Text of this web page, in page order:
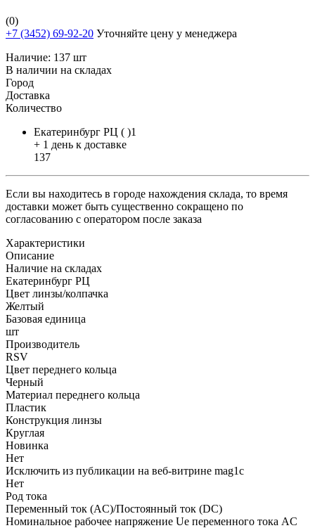
(0)
+7 (3452) 69-92-20 Уточняйте цену у менеджера
Наличие: 137 шт
В наличии на складах
Город
Доставка
Количество
Екатеринбург РЦ ( )1
+ 1 день к доставке
137
Если вы находитесь в городе нахождения склада, то время
доставки может быть существенно сокращено по
согласованию с оператором после заказа
Характеристики
Описание
Наличие на складах
Екатеринбург РЦ
Цвет линзы/колпачка
Желтый
Базовая единица
шт
Производитель
RSV
Цвет переднего кольца
Черный
Материал переднего кольца
Пластик
Конструкция линзы
Круглая
Новинка
Нет
Исключить из публикации на веб-витрине mag1c
Нет
Род тока
Переменный ток (AC)/Постоянный ток (DC)
Номинальное рабочее напряжение Ue переменного тока AC